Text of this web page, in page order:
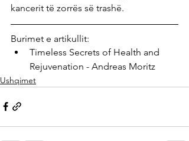
kancerit të zorrës së trashë.
Burimet e artikullit:
Timeless Secrets of Health and
Rejuvenation - Andreas Moritz
Ushqimet